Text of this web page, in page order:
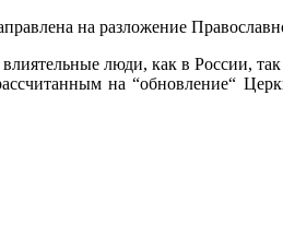
на разложение
люди, как в России,
на “обновление“